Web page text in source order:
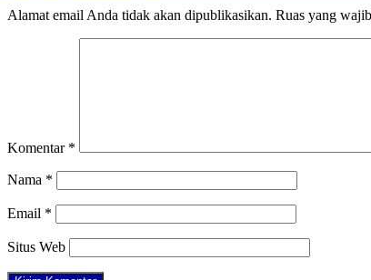
Alamat email Anda tidak akan dipublikasikan. Ruas yang
Komentar *
Nama *
Email *
Situs Web